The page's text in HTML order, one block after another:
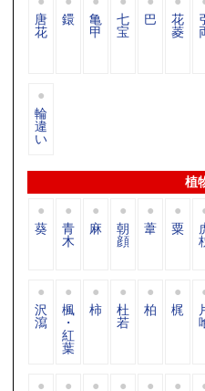
唐
花
鐶 亀
甲
七
宝
巴 花
菱
輪
違
い
植
葵 青
木
麻 朝
顔
葦 粟
沢
瀉
楓
・
紅
葉
柿 杜
若
柏 梶